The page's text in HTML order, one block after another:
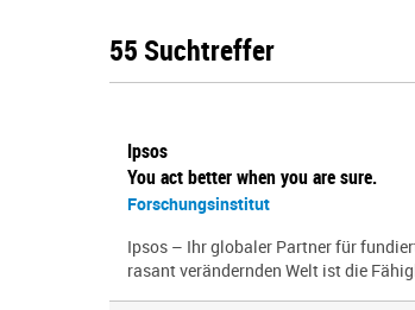
55 Suchtreffer
Ipsos
You act better when you are sure.
Forschungsinstitut
Ipsos – Ihr globaler Partner für
rasant verändernden Welt ist die